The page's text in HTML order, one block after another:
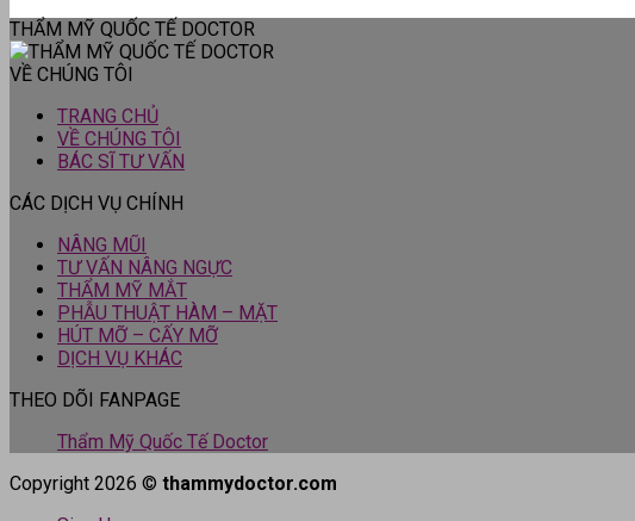
THẨM MỸ QUỐC TẾ DOCTOR
VỀ CHÚNG TÔI
TRANG CHỦ
VỀ CHÚNG TÔI
BÁC SĨ TƯ VẤN
CÁC DỊCH VỤ CHÍNH
NÂNG MŨI
TƯ VẤN NÂNG NGỰC
THẨM MỸ MẮT
PHẪU THUẬT HÀM – MẶT
HÚT MỠ – CẤY MỠ
DỊCH VỤ KHÁC
THEO DÕI FANPAGE
Thẩm Mỹ Quốc Tế Doctor
Copyright 2026 © thammydoctor.com